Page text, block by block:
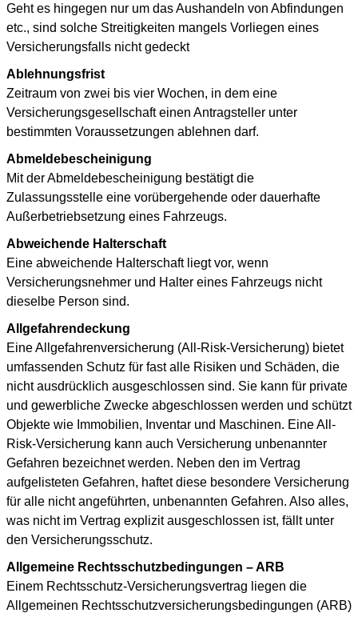
Geht es hingegen nur um das Aushandeln von Abfindungen
etc., sind solche Streitigkeiten mangels Vorliegen eines
Versicherungsfalls nicht gedeckt
Ablehnungsfrist
Zeitraum von zwei bis vier Wochen, in dem eine
Versicherungsgesellschaft einen Antragsteller unter
bestimmten Voraussetzungen ablehnen darf.
Abmeldebescheinigung
Mit der Abmeldebescheinigung bestätigt die
Zulassungsstelle eine vorübergehende oder dauerhafte
Außerbetriebsetzung eines Fahrzeugs.
Abweichende Halterschaft
Eine abweichende Halterschaft liegt vor, wenn
Versicherungsnehmer und Halter eines Fahrzeugs nicht
dieselbe Person sind.
Allgefahrendeckung
Eine Allgefahrenversicherung (All-Risk-Versicherung) bietet
umfassenden Schutz für fast alle Risiken und Schäden, die
nicht ausdrücklich ausgeschlossen sind. Sie kann für private
und gewerbliche Zwecke abgeschlossen werden und schützt
Objekte wie Immobilien, Inventar und Maschinen. Eine All-
Risk-Versicherung kann auch Versicherung unbenannter
Gefahren bezeichnet werden. Neben den im Vertrag
aufgelisteten Gefahren, haftet diese besondere Versicherung
für alle nicht angeführten, unbenannten Gefahren. Also alles,
was nicht im Vertrag explizit ausgeschlossen ist, fällt unter
den Versicherungsschutz.
Allgemeine Rechtsschutzbedingungen – ARB
Einem Rechtsschutz-Versicherungsvertrag liegen die
Allgemeinen Rechtsschutzversicherungsbedingungen (ARB)